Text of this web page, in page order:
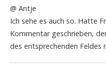
@ Antje
Ich sehe es auch so. Hatte
Kommentar geschrieben,
des entsprechenden Feldes